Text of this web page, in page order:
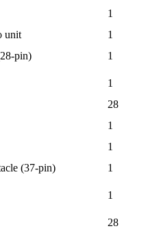
1
unit
1
pin)
1
1
28
1
1
(37-pin)
1
1
28